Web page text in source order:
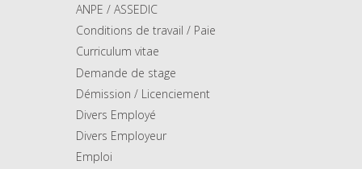
ANPE / ASSEDIC
Conditions de travail / Paie
Curriculum vitae
Demande de stage
Démission / Licenciement
Divers Employé
Divers Employeur
Emploi